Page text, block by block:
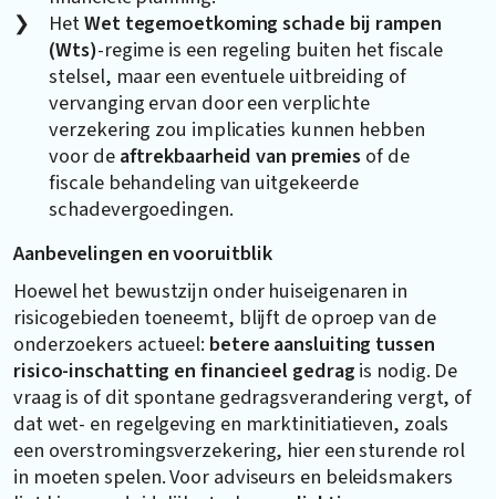
HetWet tegemoetkoming schade bij rampen
(Wts)-regime is een regeling buiten het fiscale
stelsel, maar een eventuele uitbreiding of
vervanging ervan door een verplichte
verzekering zou implicaties kunnen hebben
voor deaftrekbaarheid van premiesof de
fiscale behandeling van uitgekeerde
schadevergoedingen.
Aanbevelingen en vooruitblik
Hoewel het bewustzijn onder huiseigenaren in
risicogebieden toeneemt, blijft de oproep van de
onderzoekers actueel: betere aansluiting tussen
risico-inschatting en financieel gedragis nodig. De
vraag is of dit spontane gedragsverandering vergt, of
dat wet- en regelgeving en marktinitiatieven, zoals
een overstromingsverzekering, hier een sturende rol
in moeten spelen. Voor adviseurs en beleidsmakers